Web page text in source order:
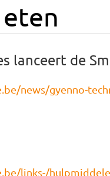
lanceert de
news/gyenno-
links-/